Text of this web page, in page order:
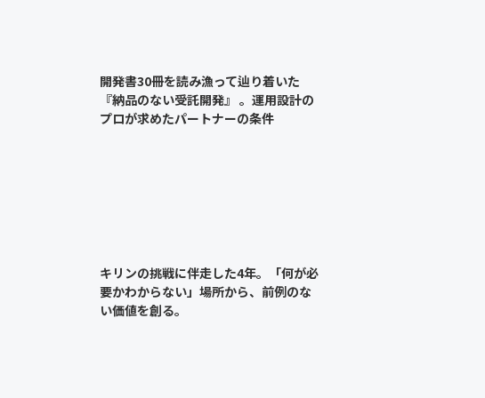
開発書30冊を読み漁って辿り着いた
『納品のない受託開発』 。運用設計の
プロが求めたパートナーの条件
キリンの挑戦に伴走した4年。「何が必
要かわからない」場所から、前例のな
い価値を創る。